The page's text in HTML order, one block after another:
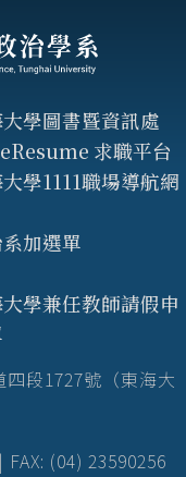
學圖書暨資訊處
求職平台
學1111職場導航網
加選單
學兼任教師請假申
段1727號（東海大
(04) 23590256